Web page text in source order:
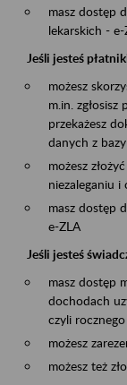
masz dostęp
lekarskich - e-
Jeśli jesteś
możesz
m.in.
przekażesz
danych z bazy
możesz
niezaleganiu i
masz dostęp
e-ZLA
Jeśli jesteś
masz dostęp
dochodach
czyli
możesz
możesz też